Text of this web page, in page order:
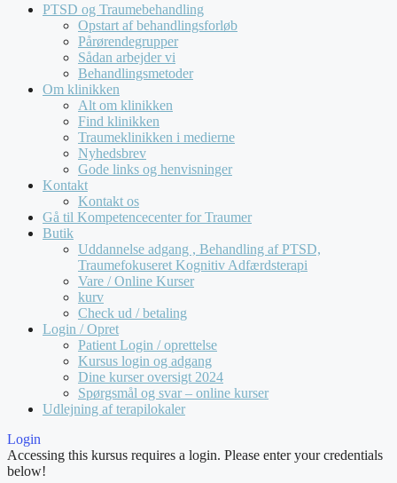
PTSD og Traumebehandling
Opstart af behandlingsforløb
Pårørendegrupper
Sådan arbejder vi
Behandlingsmetoder
Om klinikken
Alt om klinikken
Find klinikken
Traumeklinikken i medierne
Nyhedsbrev
Gode links og henvisninger
Kontakt
Kontakt os
Gå til Kompetencecenter for Traumer
Butik
Uddannelse adgang , Behandling af PTSD,
Traumefokuseret Kognitiv Adfærdsterapi
Vare / Online Kurser
kurv
Check ud / betaling
Login / Opret
Patient Login / oprettelse
Kursus login og adgang
Dine kurser oversigt 2024
Spørgsmål og svar – online kurser
Udlejning af terapilokaler
Login
Accessing this kursus requires a login. Please enter your credentials
below!